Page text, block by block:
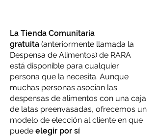
La Tienda Comunitaria
gratuita (anteriormente llamada la
Despensa de Alimentos) de RARA
está disponible para cualquier
persona que la necesita. Aunque
muchas personas asocian las
despensas de alimentos con una caja
de latas preenvasadas, ofrecemos un
modelo de elección al cliente en que
puede elegir por sí